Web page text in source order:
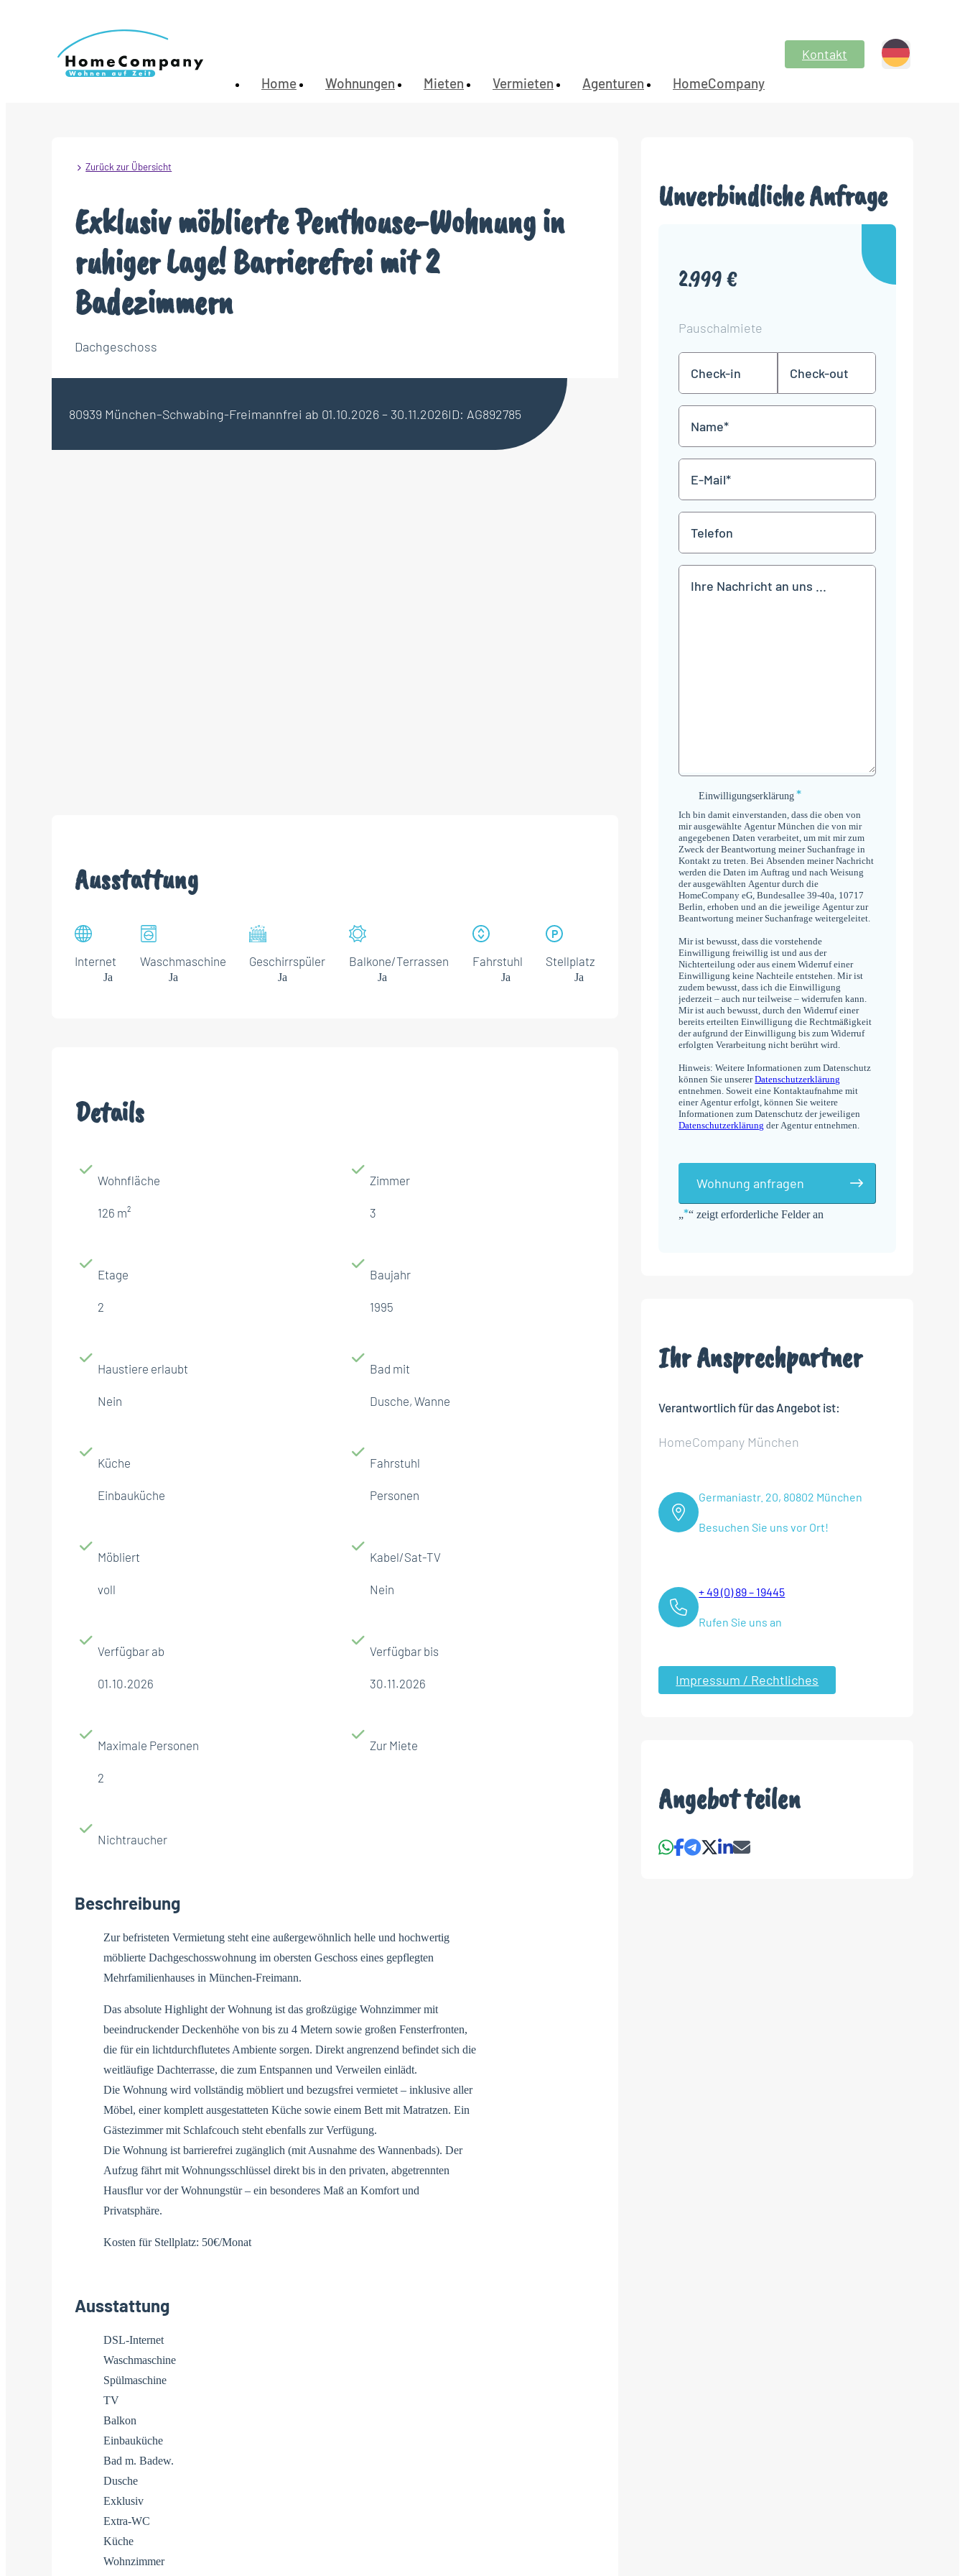
Home Wohnungen Mieten Vermieten Agenturen HomeCompany
Kontakt
Zurück zur Übersicht
Exklusiv möblierte Penthouse-Wohnung in
ruhiger Lage! Barrierefrei mit 2
Badezimmern
Dachgeschoss
80939 München–Schwabing-Freimannfrei ab 01.10.2026 – 30.11.2026ID: AG892785
Ausstattung
Internet
Ja
Waschmaschine
Ja
Geschirrspüler
Ja
Balkone/Terrassen
Ja
Fahrstuhl
Ja
Stellplatz
Ja
Details
Wohnfläche
126 m²
Zimmer
3
Etage
2
Baujahr
1995
Haustiere erlaubt
Nein
Bad mit
Dusche, Wanne
Küche
Einbauküche
Fahrstuhl
Personen
Möbliert
voll
Kabel/Sat-TV
Nein
Verfügbar ab
01.10.2026
Verfügbar bis
30.11.2026
Maximale Personen
2
Zur Miete
Nichtraucher
Beschreibung
Zur befristeten Vermietung steht eine außergewöhnlich helle und hochwertig
möblierte Dachgeschosswohnung im obersten Geschoss eines gepflegten
Mehrfamilienhauses in München-Freimann.
Das absolute Highlight der Wohnung ist das großzügige Wohnzimmer mit
beeindruckender Deckenhöhe von bis zu 4 Metern sowie großen Fensterfronten,
die für ein lichtdurchflutetes Ambiente sorgen. Direkt angrenzend befindet sich die
weitläufige Dachterrasse, die zum Entspannen und Verweilen einlädt.
Die Wohnung wird vollständig möbliert und bezugsfrei vermietet – inklusive aller
Möbel, einer komplett ausgestatteten Küche sowie einem Bett mit Matratzen. Ein
Gästezimmer mit Schlafcouch steht ebenfalls zur Verfügung.
Die Wohnung ist barrierefrei zugänglich (mit Ausnahme des Wannenbads). Der
Aufzug fährt mit Wohnungsschlüssel direkt bis in den privaten, abgetrennten
Hausflur vor der Wohnungstür – ein besonderes Maß an Komfort und
Privatsphäre.
Kosten für Stellplatz: 50€/Monat
Ausstattung
DSL-Internet
Waschmaschine
Spülmaschine
TV
Balkon
Einbauküche
Bad m. Badew.
Dusche
Exklusiv
Extra-WC
Küche
Wohnzimmer
Unverbindliche Anfrage
2.999 €
Pauschalmiete
„*“ zeigt erforderliche Felder an
in
TT
Punkt
MM
JJJJ
TT
Punkt
MM
Mail
*
Einwilligungserklärung
Einwilligungserklärung *
Ich bin damit einverstanden, dass die oben von
mir ausgewählte Agentur München die von mir
angegebenen Daten verarbeitet, um mit mir zum
Zweck der Beantwortung meiner Suchanfrage in
Kontakt zu treten. Bei Absenden meiner Nachricht
werden die Daten im Auftrag und nach Weisung
der ausgewählten Agentur durch die
HomeCompany eG, Bundesallee 39-40a, 10717
Berlin, erhoben und an die jeweilige Agentur zur
Beantwortung meiner Suchanfrage weitergeleitet.
Mir ist bewusst, dass die vorstehende
Einwilligung freiwillig ist und aus der
Nichterteilung oder aus einem Widerruf einer
Einwilligung keine Nachteile entstehen. Mir ist
zudem bewusst, dass ich die Einwilligung
jederzeit – auch nur teilweise – widerrufen kann.
Mir ist auch bewusst, durch den Widerruf einer
bereits erteilten Einwilligung die Rechtmäßigkeit
der aufgrund der Einwilligung bis zum Widerruf
erfolgten Verarbeitung nicht berührt wird.
Hinweis: Weitere Informationen zum Datenschutz
können Sie unsererDatenschutzerklärung
entnehmen. Soweit eine Kontaktaufnahme mit
einer Agentur erfolgt, können Sie weitere
Informationen zum Datenschutz der jeweiligen
Datenschutzerklärung der Agentur entnehmen.
Wohnung anfragen
Ihr Ansprechpartner
Verantwortlich für das Angebot ist:
HomeCompany München
Germaniastr. 20, 80802 München
Besuchen Sie uns vor Ort!
+ 49 (0) 89 – 19445
Rufen Sie uns an
Impressum / Rechtliches
Angebot teilen